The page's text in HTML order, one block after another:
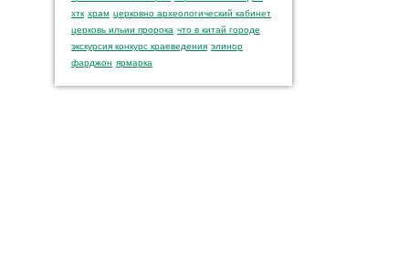
хтк храм церковно археологический кабинет
церковь ильии пророка что в китай городе
экскурсия конкурс краеведения элинор
фарджон ярмарка